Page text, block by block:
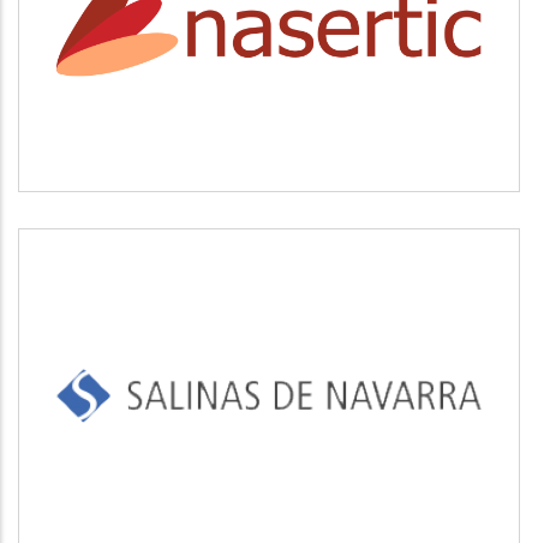
NASERTIC
SALINAS DE NAVARRA